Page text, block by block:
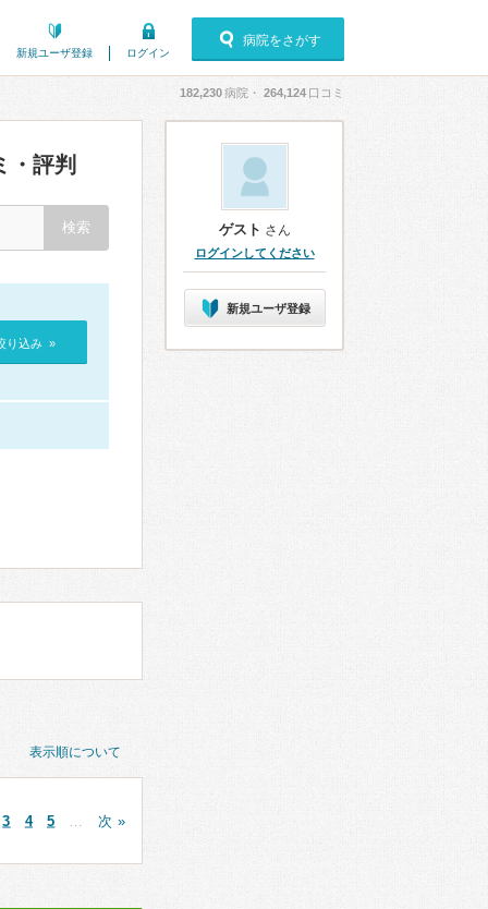
新規ユーザ登録 ログイン
病院をさがす
182,230病院・ 264,124 口コミ
・評判
り込み »
表示順について
3 4 5 次 »
ゲスト さん
ログインしてください
新規ユーザ登録